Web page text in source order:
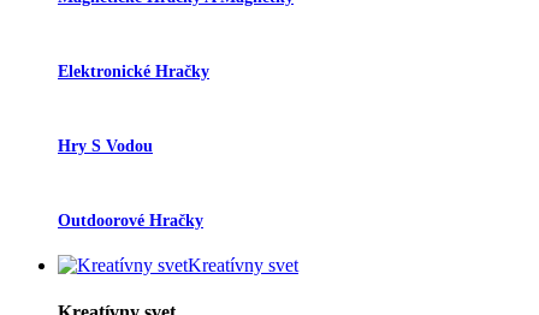
Elektronické Hračky
Hry S Vodou
Outdoorové Hračky
Kreatívny svet